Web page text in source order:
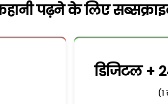
पढ़ने के लिए
डिजिटल +